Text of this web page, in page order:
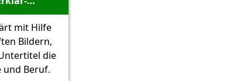
zum
Beruf -
mit Hilfe
Bildern,
die
und Beruf.